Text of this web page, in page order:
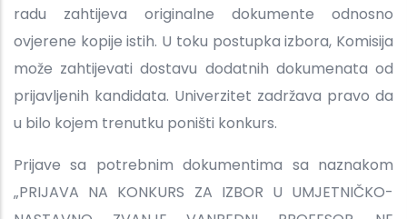
radu zahtijeva originalne dokumente odnosno
ovjerene kopije istih. U toku postupka izbora, Komisija
može zahtijevati dostavu dodatnih dokumenata od
prijavljenih kandidata. Univerzitet zadržava pravo da
u bilo kojem trenutku poništi konkurs.
Prijave sa potrebnim dokumentima sa naznakom
„PRIJAVA NA KONKURS ZA IZBOR U UMJETNIČKO-